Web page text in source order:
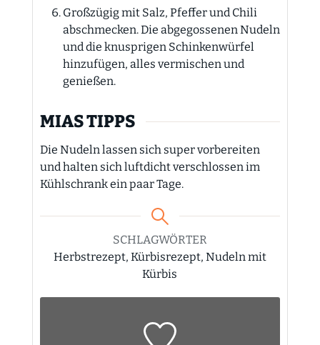
Großzügig mit Salz, Pfeffer und Chili
abschmecken. Die abgegossenen Nudeln
und die knusprigen Schinkenwürfel
hinzufügen, alles vermischen und
genießen.
MIAS TIPPS
Die Nudeln lassen sich super vorbereiten
und halten sich luftdicht verschlossen im
Kühlschrank ein paar Tage.
SCHLAGWÖRTER
Herbstrezept, Kürbisrezept, Nudeln mit
Kürbis